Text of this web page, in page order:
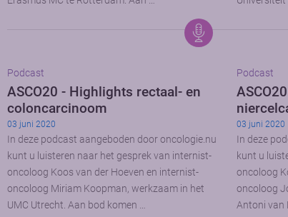
Podcast
ASCO20 - Highlights rectaal- en
coloncarcinoom
03 juni 2020
In deze podcast aangeboden door oncologie.nu
kunt u luisteren naar het gesprek van internist-
oncoloog Koos van der Hoeven en internist-
oncoloog Miriam Koopman, werkzaam in het
UMC Utrecht. Aan bod komen …
Podcast
03 juni 2020
In deze
kunt u
oncoloog
oncoloog
Antoni van